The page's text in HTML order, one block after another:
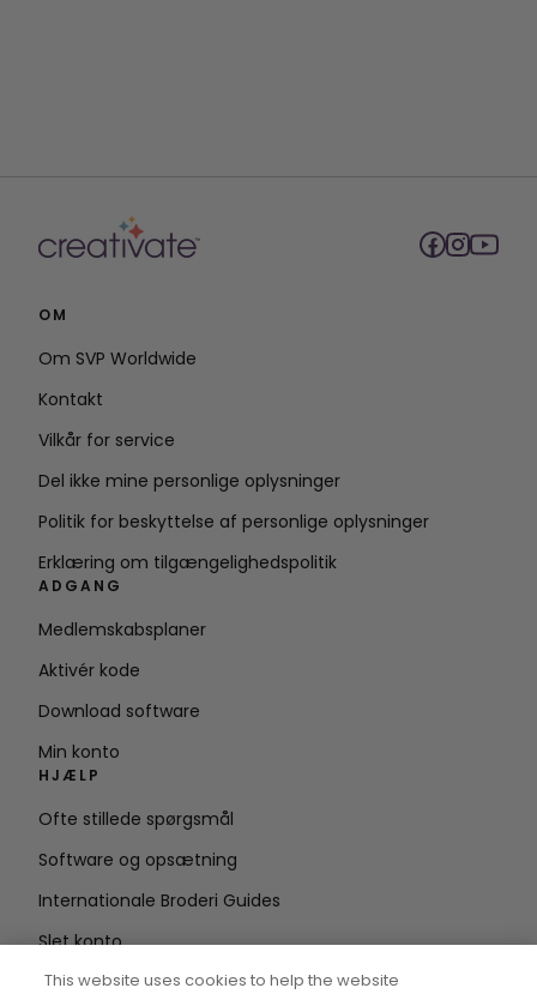
OM
Om SVP Worldwide
Kontakt
Vilkår for service
Del ikke mine personlige oplysninger
Politik for beskyttelse af personlige oplysninger
Erklæring om tilgængelighedspolitik
ADGANG
Medlemskabsplaner
Aktivér kode
Download software
Min konto
HJÆLP
Ofte stillede spørgsmål
Software og opsætning
Internationale Broderi Guides
Slet konto
This website uses cookies to help the website